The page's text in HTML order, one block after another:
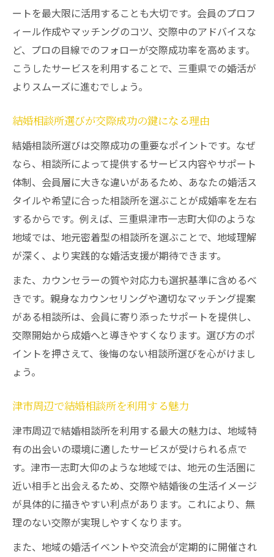
結婚相談所のカウンセラーによる信頼形成
法
婚活イベントと相談所の活用で出会いを広げる
方法
結婚相談所主催の婚活イベント活用術
結婚相談所のイベント参加で得られるメリ
ット
津市婚活でイベントと結婚相談所を両立す
る方法
結婚相談所利用者におすすめの婚活イベン
ト情報
不安解消へ三重県津市一志町大仰での結婚相談
所選び
結婚相談所選びで不安を解消するチェック
ポイント
三重県で信頼できる結婚相談所見極め方
津市婚活に最適な結婚相談所を探すコツ
策
ートを最大限に活用することも大切です。会員のプロフ
ィール作成やマッチングのコツ、交際中のアドバイスな
ど、プロの目線でのフォローが交際成功率を高めます。
こうしたサービスを利用することで、三重県での婚活が
よりスムーズに進むでしょう。
結婚相談所選びが交際成功の鍵になる理由
結婚相談所選びは交際成功の重要なポイントです。なぜ
なら、相談所によって提供するサービス内容やサポート
体制、会員層に大きな違いがあるため、あなたの婚活ス
タイルや希望に合った相談所を選ぶことが成婚率を左右
するからです。例えば、三重県津市一志町大仰のような
地域では、地元密着型の相談所を選ぶことで、地域理解
が深く、より実践的な婚活支援が期待できます。
また、カウンセラーの質や対応力も選択基準に含めるべ
きです。親身なカウンセリングや適切なマッチング提案
がある相談所は、会員に寄り添ったサポートを提供し、
交際開始から成婚へと導きやすくなります。選び方のポ
イントを押さえて、後悔のない相談所選びを心がけまし
ょう。
津市周辺で結婚相談所を利用する魅力
津市周辺で結婚相談所を利用する最大の魅力は、地域特
有の出会いの環境に適したサービスが受けられる点で
す。津市一志町大仰のような地域では、地元の生活圏に
近い相手と出会えるため、交際や結婚後の生活イメージ
が具体的に描きやすい利点があります。これにより、無
理のない交際が実現しやすくなります。
また、地域の婚活イベントや交流会が定期的に開催され